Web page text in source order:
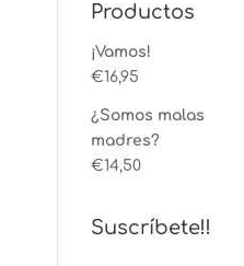
Productos
¡Vamos!
€16,95
¿Somos malas
madres?
€14,50
Suscríbete!!